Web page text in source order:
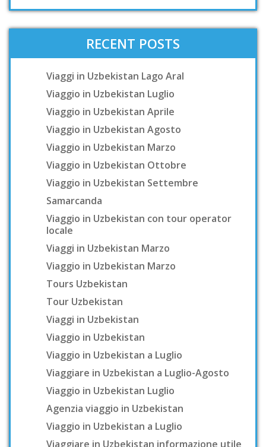
RECENT POSTS
Viaggi in Uzbekistan Lago Aral
Viaggio in Uzbekistan Luglio
Viaggio in Uzbekistan Aprile
Viaggio in Uzbekistan Agosto
Viaggio in Uzbekistan Marzo
Viaggio in Uzbekistan Ottobre
Viaggio in Uzbekistan Settembre
Samarcanda
Viaggio in Uzbekistan con tour operator
locale
Viaggi in Uzbekistan Marzo
Viaggio in Uzbekistan Marzo
Tours Uzbekistan
Tour Uzbekistan
Viaggi in Uzbekistan
Viaggio in Uzbekistan
Viaggio in Uzbekistan a Luglio
Viaggiare in Uzbekistan a Luglio-Agosto
Viaggio in Uzbekistan Luglio
Agenzia viaggio in Uzbekistan
Viaggio in Uzbekistan a Luglio
Viaggiare in Uzbekistan informazione utile